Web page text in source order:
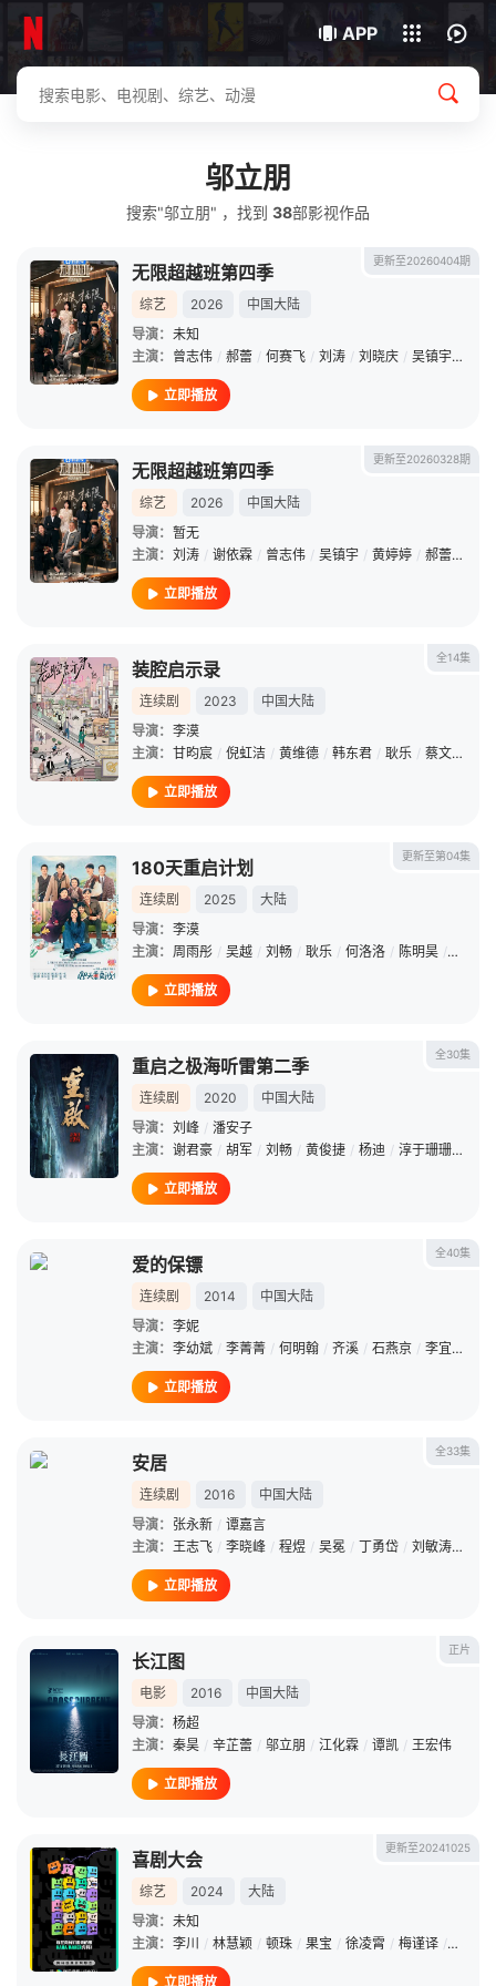
APP
下载客户端
我的观影记录
邬立朋
搜索"邬立朋" ，找到 38部影视作品
更新至20260404期
无限超越班第四季
综艺 2026
中国大陆
导演： 未知
主演： 曾志伟 / 郝蕾 / 何赛飞 / 刘涛 / 刘晓庆 / 吴镇宇 /
立即播放
更新至20260328期
无限超越班第四季
综艺 2026
中国大陆
导演： 暂无
主演： 刘涛 / 谢依霖 / 曾志伟 / 吴镇宇 / 黄婷婷 / 郝蕾 /
立即播放
全14集
装腔启示录
连续剧 2023
中国大陆
导演： 李漠
主演： 甘昀宸 / 倪虹洁 / 黄维德 / 韩东君 / 耿乐 / 蔡文静
立即播放
更新至第04集
180天重启计划
连续剧 2025
大陆
导演： 李漠
主演： 周雨彤 / 吴越 / 刘畅 / 耿乐 / 何洛洛 / 陈明昊 / 朱茵
立即播放
全30集
重启之极海听雷第二季
连续剧 2020
中国大陆
导演： 刘峰 / 潘安子
主演： 谢君豪 / 胡军 / 刘畅 / 黄俊捷 / 杨迪 / 淳于珊珊 /
立即播放
全40集
爱的保镖
连续剧 2014
中国大陆
导演： 李妮
主演： 李幼斌 / 李菁菁 / 何明翰 / 齐溪 / 石燕京 / 李宜娟
立即播放
全33集
安居
连续剧 2016
中国大陆
导演： 张永新 / 谭嘉言
主演： 王志飞 / 李晓峰 / 程煜 / 吴冕 / 丁勇岱 / 刘敏涛 /
立即播放
正片
长江图
电影 2016
中国大陆
导演： 杨超
主演： 秦昊 / 辛芷蕾 / 邬立朋 / 江化霖 / 谭凯 / 王宏伟
立即播放
更新至20241025
喜剧大会
综艺 2024
大陆
导演： 未知
主演： 李川 / 林慧颖 / 顿珠 / 果宝 / 徐凌霄 / 梅谨译 / 邬立朋
立即播放